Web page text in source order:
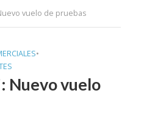
vuelo de pruebas
•
Nuevo vuelo